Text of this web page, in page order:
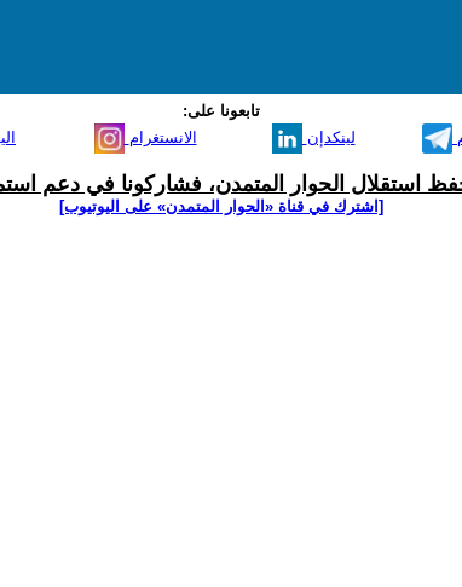
تابعونا على:
الانستغرام لينكدإن
استقلال الحوار المتمدن، فشاركونا في دعم
[اشترك في قناة ‫«الحوار المتمدن» على اليوتيوب]